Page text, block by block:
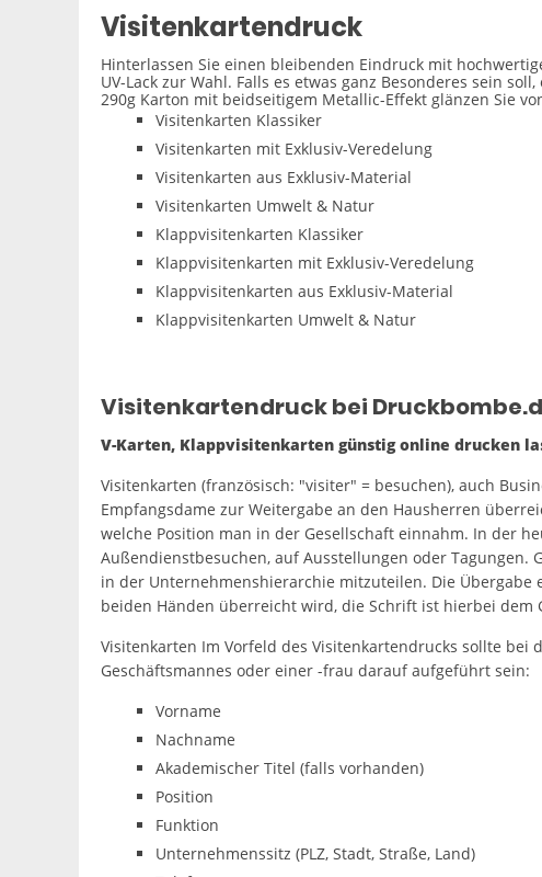
Visitenkartendruck
Hinterlassen Sie einen bleibenden Eindruck mit
UV-Lack zur Wahl. Falls es etwas ganz Besonderes sein
290g Karton mit beidseitigem Metallic-Effekt glänzen Sie
Visitenkarten Klassiker
Visitenkarten mit Exklusiv-Veredelung
Visitenkarten aus Exklusiv-Material
Visitenkarten Umwelt & Natur
Klappvisitenkarten Klassiker
Klappvisitenkarten mit Exklusiv-Veredelung
Klappvisitenkarten aus Exklusiv-Material
Klappvisitenkarten Umwelt & Natur
Visitenkartendruck bei
V-Karten, Klappvisitenkarten günstig online drucken
Visitenkarten (französisch: "visiter" = besuchen), auch
Empfangsdame zur Weitergabe an den Hausherren
welche Position man in der Gesellschaft einnahm. In der
Außendienstbesuchen, auf Ausstellungen oder Tagungen.
in der Unternehmenshierarchie mitzuteilen. Die Übergabe
beiden Händen überreicht wird, die Schrift ist hierbei dem
Visitenkarten Im Vorfeld des Visitenkartendrucks sollte bei
Geschäftsmannes oder einer -frau darauf aufgeführt sein:
Vorname
Nachname
Akademischer Titel (falls vorhanden)
Position
Funktion
Unternehmenssitz (PLZ, Stadt, Straße, Land)